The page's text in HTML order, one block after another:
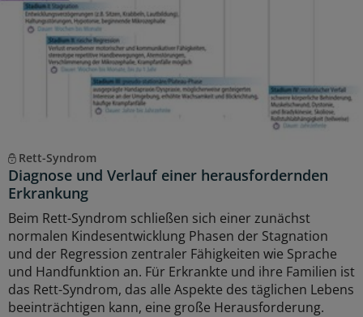
Rett-Syndrom
Diagnose und Verlauf einer herausfordernden
Erkrankung
Beim Rett-Syndrom schließen sich einer zunächst
normalen Kindesentwicklung Phasen der Stagnation
und der Regression zentraler Fähigkeiten wie Sprache
und Handfunktion an. Für Erkrankte und ihre Familien ist
das Rett-Syndrom, das alle Aspekte des täglichen Lebens
beeinträchtigen kann, eine große Herausforderung.